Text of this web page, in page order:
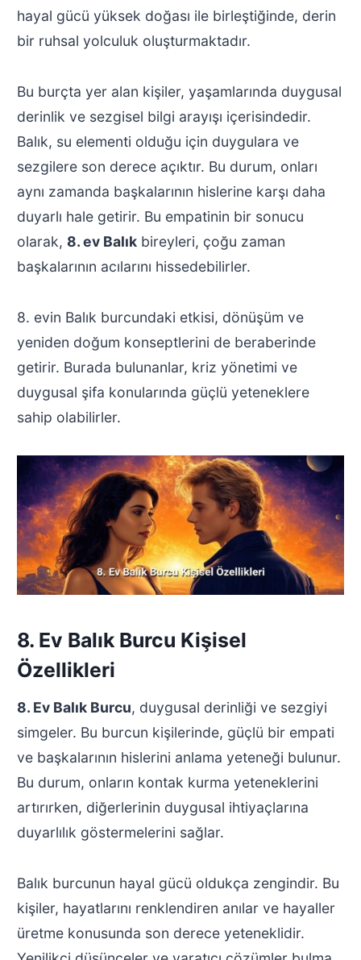
hayal gücü yüksek doğası ile birleştiğinde, derin
bir ruhsal yolculuk oluşturmaktadır.
Bu burçta yer alan kişiler, yaşamlarında duygusal
derinlik ve sezgisel bilgi arayışı içerisindedir.
Balık, su elementi olduğu için duygulara ve
sezgilere son derece açıktır. Bu durum, onları
aynı zamanda başkalarının hislerine karşı daha
duyarlı hale getirir. Bu empatinin bir sonucu
olarak, 8. ev Balıkbireyleri, çoğu zaman
başkalarının acılarını hissedebilirler.
8. evin Balık burcundaki etkisi, dönüşüm ve
yeniden doğum konseptlerini de beraberinde
getirir. Burada bulunanlar, kriz yönetimi ve
duygusal şifa konularında güçlü yeteneklere
sahip olabilirler.
8. Ev Balık Burcu Kişisel
Özellikleri
8. Ev Balık Burcu, duygusal derinliği ve sezgiyi
simgeler. Bu burcun kişilerinde, güçlü bir empati
ve başkalarının hislerini anlama yeteneği bulunur.
Bu durum, onların kontak kurma yeteneklerini
artırırken, diğerlerinin duygusal ihtiyaçlarına
duyarlılık göstermelerini sağlar.
Balık burcunun hayal gücü oldukça zengindir. Bu
kişiler, hayatlarını renklendiren anılar ve hayaller
üretme konusunda son derece yeteneklidir.